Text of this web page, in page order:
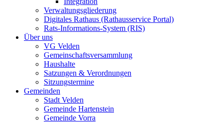
Verwaltungsgliederung
Digitales Rathaus (Rathausservice Portal)
Rats-Informations-System (RIS)
Über uns
VG Velden
Gemeinschaftsversammlung
Haushalte
Satzungen & Verordnungen
Sitzungstermine
Gemeinden
Stadt Velden
Gemeinde Hartenstein
Gemeinde Vorra